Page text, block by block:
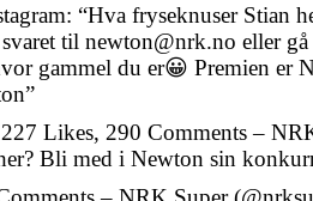
“Hva fryseknuser Stian
til newton@nrk.no eller
gammel du er😀 Premien er
Likes, 290 Comments –
Bli med i Newton sin